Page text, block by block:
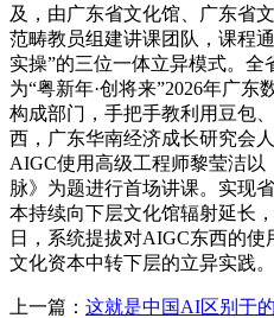
及，由广东省文化馆、广东省
范畴教员组建讲课团队，课程
实操”的三位一体立异模式。
为“粤新年·创将来”2026年广
构成部门，手把手教利用豆包
西，广东华南经济成长研究会
AIGC使用高级工程师黎莹洁
脉》为题进行首场讲课。实现
本持续向下层文化馆辐射延长
日，系统提拔对AIGC东西的
文化资本中转下层的立异实践。
上一篇： 这就是中国AI区别于